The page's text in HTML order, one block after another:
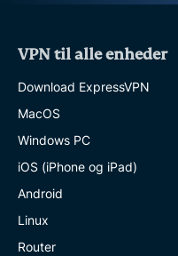
VPN til alle enheder
Download ExpressVPN
MacOS
Windows PC
iOS (iPhone og iPad)
Android
Linux
Router